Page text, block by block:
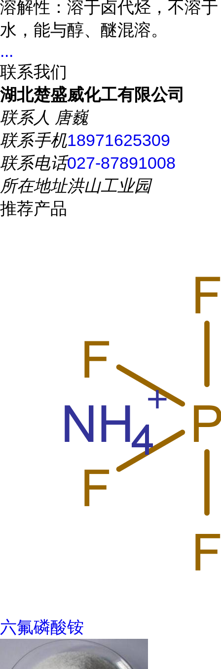
溶解性：溶于卤代烃，不溶于
水，能与醇、醚混溶。
...
联系我们
湖北楚盛威化工有限公司
联系人 唐巍
联系手机18971625309
联系电话027-87891008
所在地址洪山工业园
推荐产品
六氟磷酸铵